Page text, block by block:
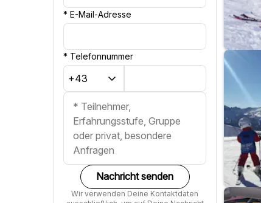
* E-Mail-Adresse
* Telefonnummer
Nachricht senden
Wir verwenden Deine Kontaktdaten